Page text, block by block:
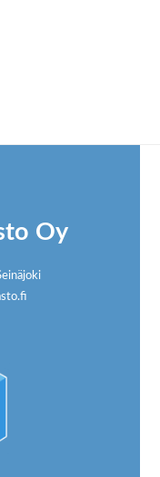
Oy